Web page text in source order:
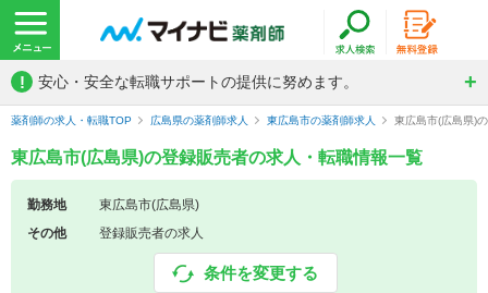
! 安心・安全な転職サポートの提供に努めます。
薬剤師の求人・転職TOP 広島県の薬剤師求人 東広島市の薬剤師求人 東広島市(広島県)
東広島市(広島県)の登録販売者の求人・転職情報一覧
勤務地
東広島市(広島県)
その他
登録販売者の求人
条件を変更する